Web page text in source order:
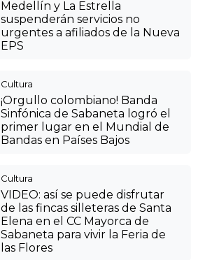
Medellín y La Estrella
suspenderán servicios no
urgentes a afiliados de la Nueva
EPS
Cultura
¡Orgullo colombiano! Banda
Sinfónica de Sabaneta logró el
primer lugar en el Mundial de
Bandas en Países Bajos
Cultura
VIDEO: así se puede disfrutar
de las fincas silleteras de Santa
Elena en el CC Mayorca de
Sabaneta para vivir la Feria de
las Flores